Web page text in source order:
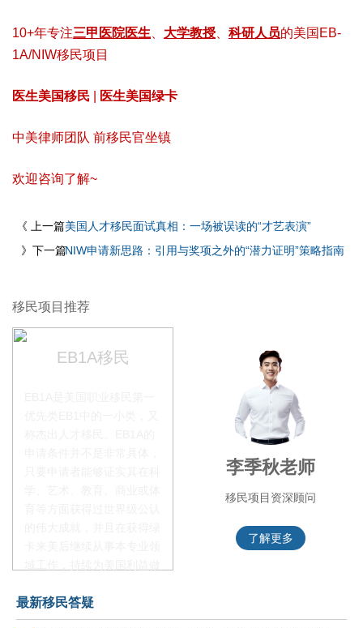
10+年专注三甲医院医生 大学教授 科研人员的美国EB-
1A/NIW移民项目
医生美国移民 医生美国绿卡
中美律师团队 前移民官坐镇
欢迎咨询了解~
《 上一篇美国人才移民面试真相：一场被误读的“才艺表演”
》下一篇NIW申请新思路：引用与奖项之外的“潜力证明”策略指南
移民项目推荐
EB1A移民
额占全球移民签证配额的
28.6%，即大约4万个移民
叶晓飞老师
移民项目首席专家
了解更多
最新移民答疑